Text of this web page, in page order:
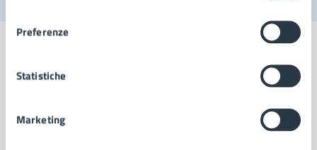
Preferenze
Statistiche
Marketing